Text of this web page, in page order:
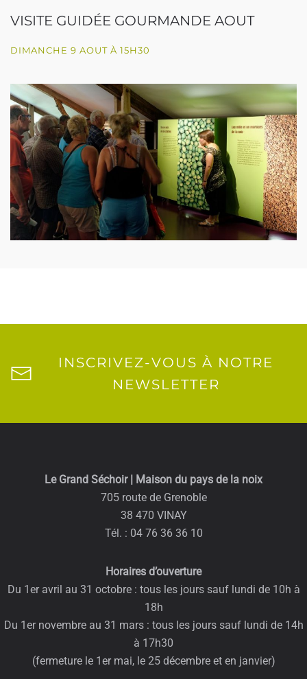
VISITE GUIDÉE GOURMANDE AOUT
DIMANCHE 9 AOUT À 15H30
INSCRIVEZ-VOUS À NOTRE
NEWSLETTER
Le Grand Séchoir | Maison du pays de la noix
705 route de Grenoble
38 470 VINAY
Tél. : 04 76 36 36 10
Horaires d’ouverture
Du 1er avril au 31 octobre : tous les jours sauf lundi de 10h à
18h
Du 1er novembre au 31 mars : tous les jours sauf lundi de 14h
à 17h30
(fermeture le 1er mai, le 25 décembre et en janvier)